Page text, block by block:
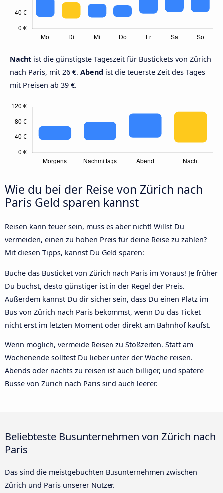
Nacht ist die günstigste Tageszeit für Bustickets von Zürich
nach Paris, mit 26 €. Abend ist die teuerste Zeit des Tages
mit Preisen ab 39 €.
Wie du bei der Reise von Zürich nach
Paris Geld sparen kannst
Reisen kann teuer sein, muss es aber nicht! Willst Du
vermeiden, einen zu hohen Preis für deine Reise zu zahlen?
Mit diesen Tipps, kannst Du Geld sparen:
Buche das Busticket von Zürich nach Paris im Voraus! Je früher
Du buchst, desto günstiger ist in der Regel der Preis.
Außerdem kannst Du dir sicher sein, dass Du einen Platz im
Bus von Zürich nach Paris bekommst, wenn Du das Ticket
nicht erst im letzten Moment oder direkt am Bahnhof kaufst.
Wenn möglich, vermeide Reisen zu Stoßzeiten. Statt am
Wochenende solltest Du lieber unter der Woche reisen.
Abends oder nachts zu reisen ist auch billiger, und spätere
Busse von Zürich nach Paris sind auch leerer.
Beliebteste Busunternehmen von Zürich nach
Paris
Das sind die meistgebuchten Busunternehmen zwischen
Zürich und Paris unserer Nutzer.